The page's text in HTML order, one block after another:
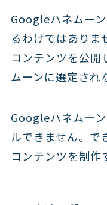
Googleハネムー
るわけではありま
コンテンツを公開
ムーンに選定され
Googleハネムー
ルできません。で
コンテンツを制作